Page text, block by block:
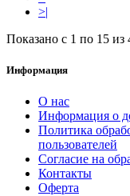
>|
Показано с 1 по 15 из
Информация
О нас
Информация о
Политика
пользователей
Согласие на
Контакты
Оферта